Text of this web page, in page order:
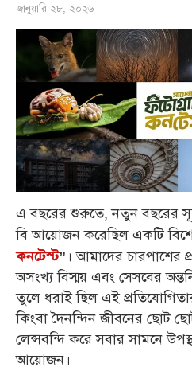
জানুয়ারি ২৮, ২০২৬
এ বছরের শুরুতে, নতুন বছরের
বি আয়োজন করেছিল একটি
কনটেস্ট” । আমাদের চারপাশের
অসংখ্য বিস্ময় এবং সেসবের
তুলে ধরাই ছিল এই
কিংবা দৈনন্দিন জীবনের ছোট
লেন্সবন্দি করে সবার সামনে
আয়োজন।